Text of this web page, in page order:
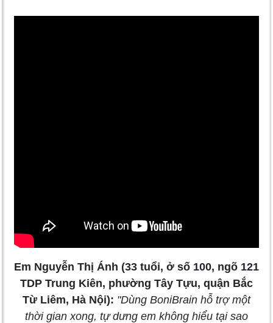
Em Nguyễn Thị Ánh (33 tuổi, ở số 100, ngõ 121
TDP Trung Kiên, phường Tây Tựu, quận Bắc
Từ Liêm, Hà Nội): "Dùng BoniBrain hỗ trợ một
thời gian xong, tự dưng em không hiểu tại sao